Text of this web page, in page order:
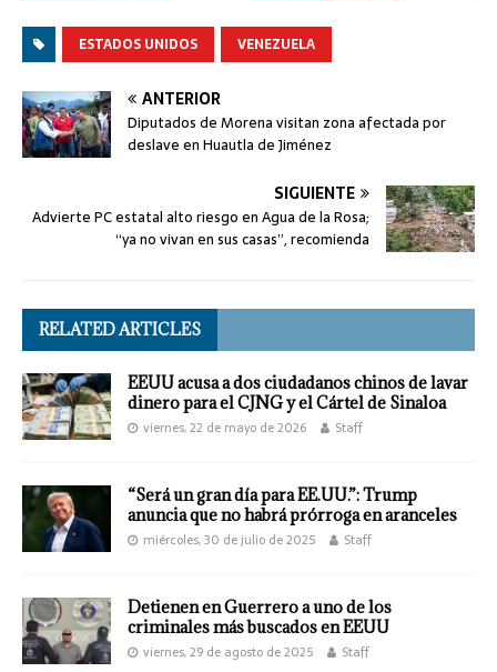
ESTADOS UNIDOS VENEZUELA
ANTERIOR
Diputados de Morena visitan zona afectada por
deslave en Huautla de Jiménez
SIGUIENTE
Advierte PC estatal alto riesgo en Agua de la Rosa;
“ya no vivan en sus casas”, recomienda
RELATED ARTICLES
EEUU acusa a dos ciudadanos chinos de lavar
dinero para el CJNG y el Cártel de Sinaloa
viernes, 22 de mayo de 2026 Staff
“Será un gran día para EE.UU.”: Trump
anuncia que no habrá prórroga en aranceles
miércoles, 30 de julio de 2025 Staff
Detienen en Guerrero a uno de los
criminales más buscados en EEUU
viernes, 29 de agosto de 2025 Staff